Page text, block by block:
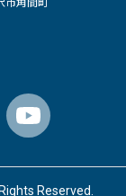
Reserved.